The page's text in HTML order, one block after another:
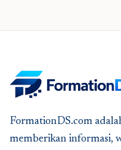
FormationDS.com
memberikan informasi,